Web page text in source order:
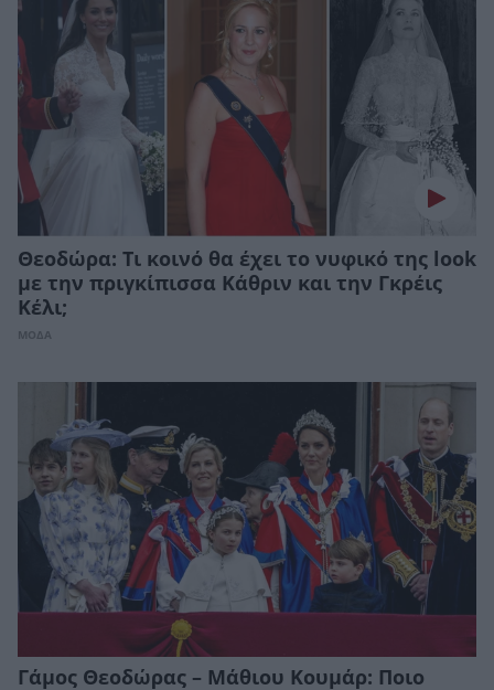
Θεοδώρα: Τι κοινό θα έχει το νυφικό της look
με την πριγκίπισσα Κάθριν και την Γκρέις
Κέλι;
ΜΟΔΑ
Γάμος Θεοδώρας – Μάθιου Κουμάρ: Ποιο